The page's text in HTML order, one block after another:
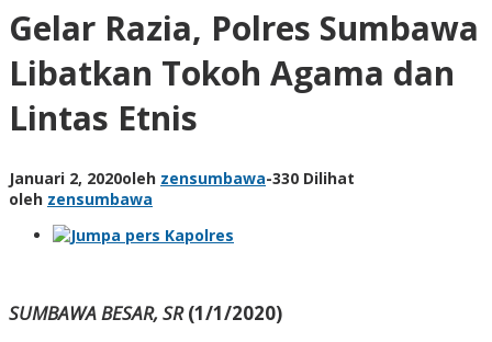
Gelar Razia, Polres Sumbawa
Libatkan Tokoh Agama dan
Lintas Etnis
Januari 2, 2020oleh zensumbawa-330 Dilihat
oleh zensumbawa
SUMBAWA BESAR, SR(1/1/2020)